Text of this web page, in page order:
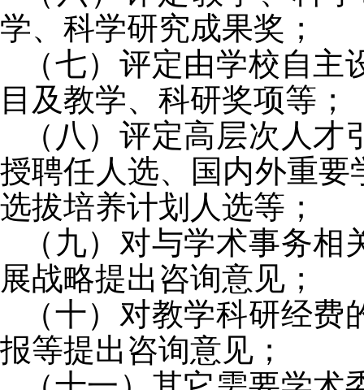
学、科学研究成果奖；
（七）评定由学校自
目及教学、科研奖项等；
（八）评定高层次人
授聘任人选、国内外重
选拔培养计划人选等；
（九）对与学术事务
展战略提出咨询意见；
（十）对教学科研经
报等提出咨询意见；